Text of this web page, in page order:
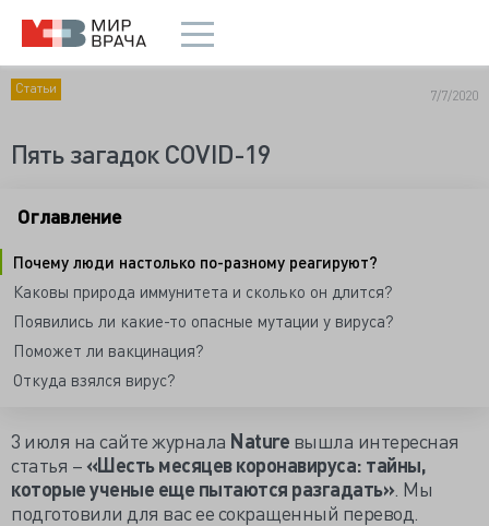
Статьи 7/7/2020
Пять загадок COVID-19
Оглавление
Почему люди настолько по-разному реагируют?
Каковы природа иммунитета и сколько он длится?
Появились ли какие-то опасные мутации у вируса?
Поможет ли вакцинация?
Откуда взялся вирус?
3 июля на сайте журнала Nature вышла интересная
статья –«Шесть месяцев коронавируса: тайны,
которые ученые еще пытаются разгадать». Мы
подготовили для вас ее сокращенный перевод.